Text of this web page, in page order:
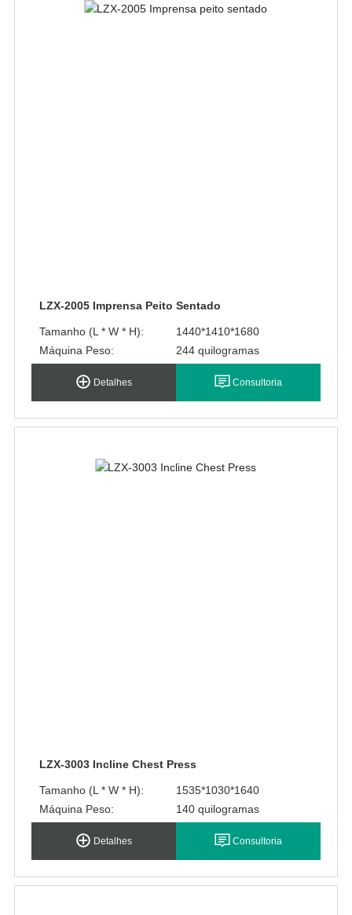
LZX-2005 Imprensa Peito Sentado
Tamanho (L * W * H):
1440*1410*1680
Máquina Peso:
244 quilogramas
Detalhes Consultoria
LZX-3003 Incline Chest Press
Tamanho (L * W * H):
1535*1030*1640
Máquina Peso:
140 quilogramas
Detalhes Consultoria